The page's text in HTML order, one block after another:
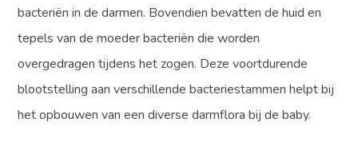
bacteriën in de darmen. Bovendien bevatten de huid en
tepels van de moeder bacteriën die worden
overgedragen tijdens het zogen. Deze voortdurende
blootstelling aan verschillende bacteriestammen helpt bij
het opbouwen van een diverse darmflora bij de baby.